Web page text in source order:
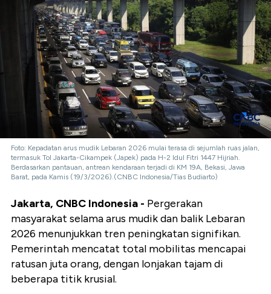
Foto: Kepadatan arus mudik Lebaran 2026 mulai terasa di sejumlah ruas jalan,
termasuk Tol Jakarta-Cikampek (Japek) pada H-2 Idul Fitri 1447 Hijriah.
Berdasarkan pantauan, antrean kendaraan terjadi di KM 19A, Bekasi, Jawa
Barat, pada Kamis (19/3/2026).(CNBC Indonesia/Tias Budiarto)
Jakarta, CNBC Indonesia - Pergerakan
masyarakat selama arus mudik dan balik Lebaran
2026 menunjukkan tren peningkatan signifikan.
Pemerintah mencatat total mobilitas mencapai
ratusan juta orang, dengan lonjakan tajam di
beberapa titik krusial.